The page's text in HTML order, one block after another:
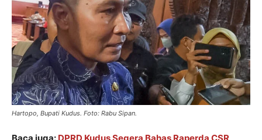
Hartopo, Bupati Kudus. Foto: Rabu Sipan.